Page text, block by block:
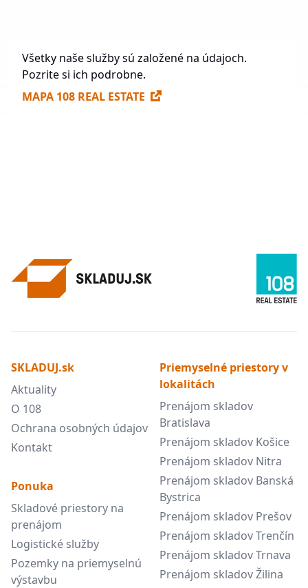
Všetky naše služby sú založené na údajoch.
Pozrite si ich podrobne.
MAPA 108 REAL ESTATE
SKLADUJ.sk
Aktuality
O 108
Ochrana osobných údajov
Kontakt
Ponuka
Skladové priestory na
prenájom
Logistické služby
Pozemky na priemyselnú
výstavbu
Priemyselné priestory v
lokalitách
Prenájom skladov
Bratislava
Prenájom skladov Košice
Prenájom skladov Nitra
Prenájom skladov Banská
Bystrica
Prenájom skladov Prešov
Prenájom skladov Trenčín
Prenájom skladov Trnava
Prenájom skladov Žilina